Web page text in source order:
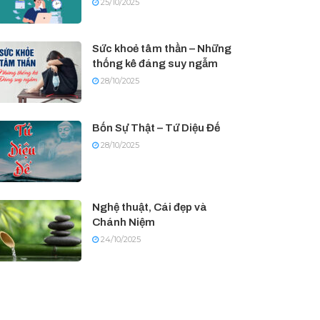
Sức khoẻ tâm thần – Những
thống kê đáng suy ngẫm
28/10/2025
Bốn Sự Thật – Tứ Diệu Đế
28/10/2025
Nghệ thuật, Cái đẹp và
Chánh Niệm
24/10/2025